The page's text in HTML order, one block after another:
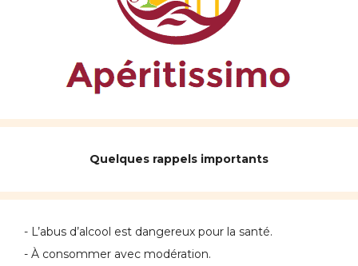
Quelques rappels importants
- L’abus d’alcool est dangereux pour la santé.
- À consommer avec modération.